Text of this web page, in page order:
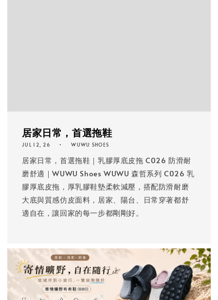
居家日常，首選拖鞋
JUL 12, 26 WUWU SHOES
居家日常，首選拖鞋｜乳膠厚底皮拖 C026 防滑耐
磨舒適｜WUWU Shoes WUWU 森哲系列 C026 乳
膠厚底皮拖，厚乳膠鞋墊柔軟減壓，搭配防滑耐磨
大底與質感仿皮面料，居家、陽台、日常穿著都舒
適自在，讓回家的每一步都剛剛好。